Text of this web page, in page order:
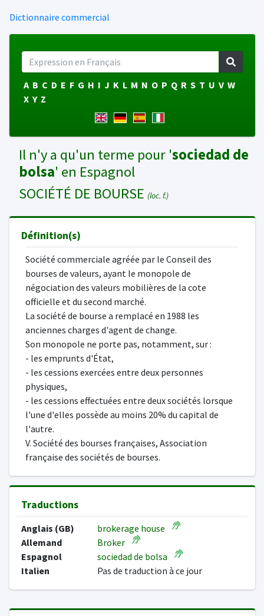
Dictionnaire commercial
A B C D E F G H I J K L M N O P Q R S T U V W
X Y Z
Il n'y a qu'un terme pour 'sociedad de
bolsa' en Espagnol
SOCIÉTÉ DE BOURSE (loc. f.)
Définition(s)
Société commerciale agréée par le Conseil des
bourses de valeurs, ayant le monopole de
négociation des valeurs mobilières de la cote
officielle et du second marché.
La société de bourse a remplacé en 1988 les
anciennes charges d'agent de change.
Son monopole ne porte pas, notamment, sur :
- les emprunts d'État,
- les cessions exercées entre deux personnes
physiques,
- les cessions effectuées entre deux sociétés lorsque
l'une d'elles possède au moins 20% du capital de
l'autre.
V. Société des bourses françaises, Association
française des sociétés de bourses.
Traductions
Anglais (GB)
brokerage house
Allemand
Broker
Espagnol
sociedad de bolsa
Italien
Pas de traduction à ce jour